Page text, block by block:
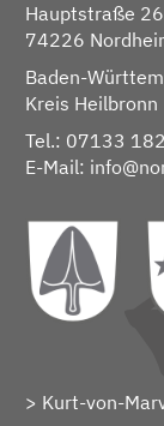
Hauptstraße 26
74226
Baden-
Kreis Heilbronn
Tel.: 07133
E-Mail:
Kurt-von-